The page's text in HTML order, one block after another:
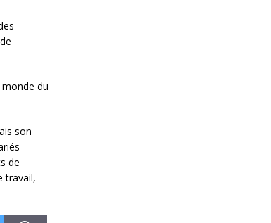
du
son
de
travail,